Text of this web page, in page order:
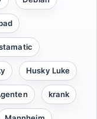
Husky Luke
krank